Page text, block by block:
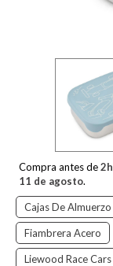
Compra antes de2h
11 de agosto.
Cajas De Almuerzo
Fiambrera Acero
Liewood Race Cars